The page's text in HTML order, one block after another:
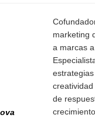
marketing
a marcas
de